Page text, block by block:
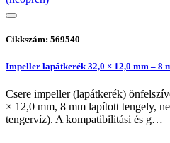
Cikkszám: 569540
Impeller lapátkerék 32,0 × 12,0 mm – 8
Csere impeller (lapátkerék)
× 12,0 mm, 8 mm lapított tengely,
tengervíz). A kompatibilitási és g…